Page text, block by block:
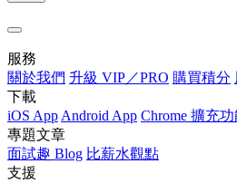
服務
關於我們 升級 VIP／PRO 購買積分
下載
iOS App Android App Chrome 擴充
專題文章
面試趣 Blog 比薪水觀點
支援